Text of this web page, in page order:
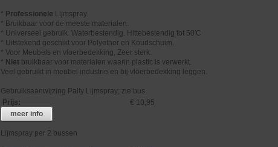
* Professionele Lijmspray.
* Bruikbaar voor de meeste materialen.
* Universeel gebruik. Waterbestendig. Hittebestendig tot 50'C
* Uitstekend geschikt voor Polyether en Koudschuim.
* Voor Meubels en vloerbedekking, Zeer sterk.
* Niet bruikbaar voor materialen waarin plastic is verwerkt.
Veel gebruikt in meubel industrie en bij vloerbedekking leggen.
Gebruiksaanwijzing Palty Lijmspray; zie bus.
Prijs:
€ 10,95
meer info
Lijmspray per 2 bussen